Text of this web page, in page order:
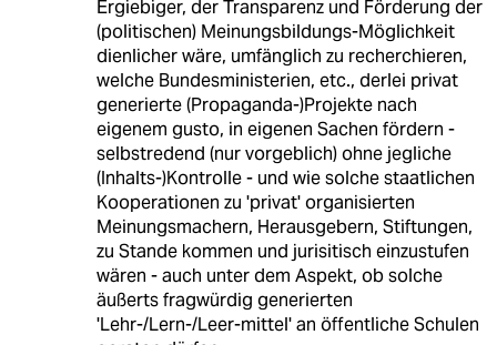
Ergiebiger, der Transparenz und Förderung der
(politischen) Meinungsbildungs-Möglichkeit
dienlicher wäre, umfänglich zu recherchieren,
welche Bundesministerien, etc., derlei privat
generierte (Propaganda-)Projekte nach
eigenem gusto, in eigenen Sachen fördern -
selbstredend (nur vorgeblich) ohne jegliche
(Inhalts-)Kontrolle - und wie solche staatlichen
Kooperationen zu 'privat' organisierten
Meinungsmachern, Herausgebern, Stiftungen,
zu Stande kommen und jurisitisch einzustufen
wären - auch unter dem Aspekt, ob solche
äußerts fragwürdig generierten
'Lehr-/Lern-/Leer-mittel' an öffentliche Schulen